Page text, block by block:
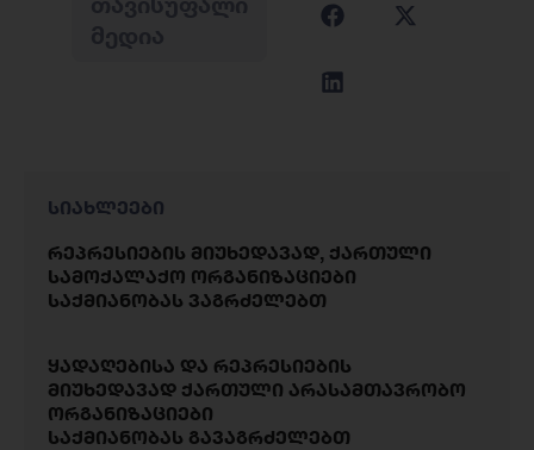
სიახლეები
რეპრესიების მიუხედავად, ქართული
სამოქალაქო ორგანიზაციები
საქმიანობას ვაგრძელებთ
ყადაღებისა და რეპრესიების
მიუხედავად ქართული არასამთავრობო
ორგანიზაციები
საქმიანობას გავაგრძელებთ